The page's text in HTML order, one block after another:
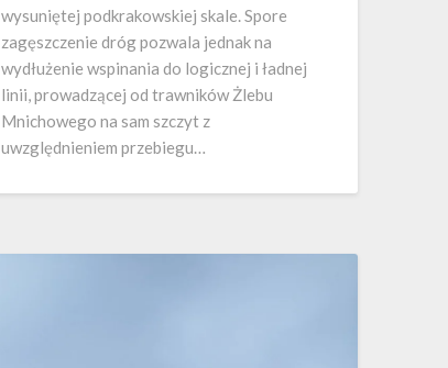
wysuniętej podkrakowskiej skale. Spore
zagęszczenie dróg pozwala jednak na
wydłużenie wspinania do logicznej i ładnej
linii, prowadzącej od trawników Żlebu
Mnichowego na sam szczyt z
uwzględnieniem przebiegu…